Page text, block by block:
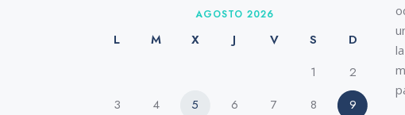
AGOSTO 2026
L M X J V S
D
1
2
3
4 5 6 7 8
9